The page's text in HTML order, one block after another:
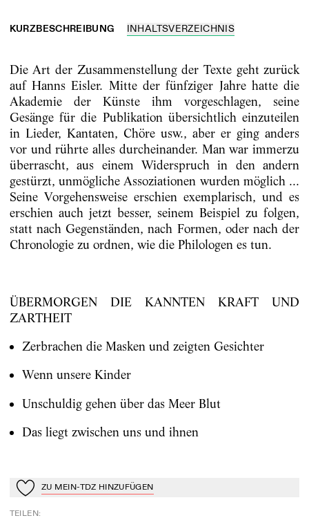
KURZBESCHREIBUNG INHALTSVERZEICHNIS
Die Art der Zusammenstellung der Texte geht zurück
auf Hanns Eisler. Mitte der fünfziger Jahre hatte die
Akademie der Künste ihm vorgeschlagen, seine
Gesänge für die Publikation übersichtlich einzuteilen
in Lieder, Kantaten, Chöre usw., aber er ging anders
vor und rührte alles durcheinander. Man war immerzu
überrascht, aus einem Widerspruch in den andern
gestürzt, unmögliche Assoziationen wurden möglich ...
Seine Vorgehensweise erschien exemplarisch, und es
erschien auch jetzt besser, seinem Beispiel zu folgen,
statt nach Gegenständen, nach Formen, oder nach der
Chronologie zu ordnen, wie die Philologen es tun.
ÜBERMORGEN DIE KANNTEN KRAFT UND
ZARTHEIT
Zerbrachen die Masken und zeigten Gesichter
Wenn unsere Kinder
Unschuldig gehen über das Meer Blut
Das liegt zwischen uns und ihnen
Zu Mein-TdZ hinzufügen
ZU MEIN-TDZ HINZUFÜGEN
TEILEN: